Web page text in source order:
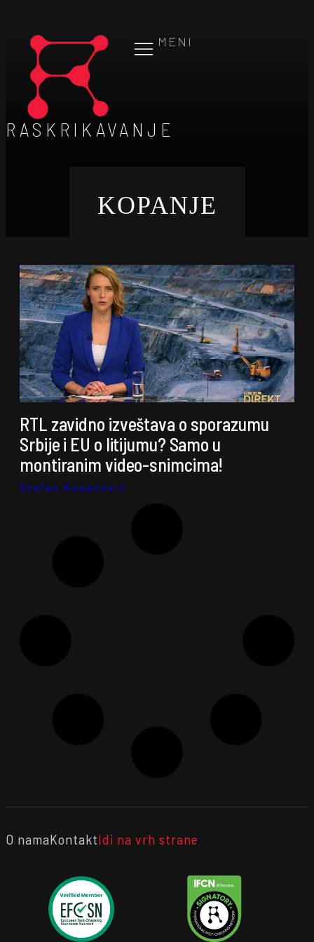
MENI
RASKRIKAVANJE
KOPANJE
RTL zavidno izveštava o sporazumu
Srbije i EU o litijumu? Samo u
montiranim video-snimcima!
Stefan Kosanović
O namaKontaktIdi na vrh strane